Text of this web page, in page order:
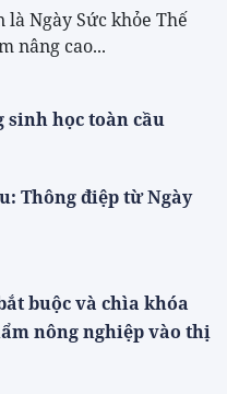
Ngày Sức khỏe Thế
nâng cao...
sinh học toàn cầu
Thông điệp từ Ngày
buộc và chìa khóa
nông nghiệp vào thị